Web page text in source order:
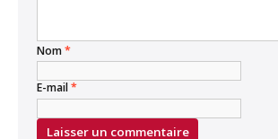
Nom*
E-mail*